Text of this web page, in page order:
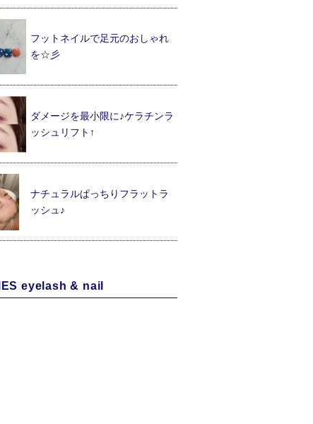
フットネイルで足元のおしゃれ
を☆彡
ダメージを最小限に♪ケラチンラ
ッシュリフト↑
ナチュラルぱっちりフラットラ
ッシュ♪
eyelash & nail